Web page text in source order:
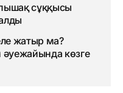
сұққысы
жатыр ма?
көзге